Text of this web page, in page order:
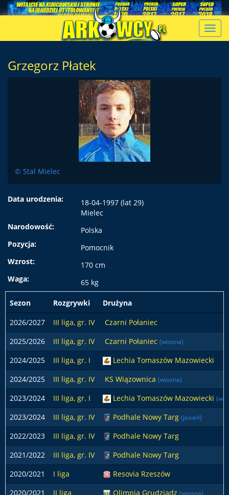
Grzegorz Płatek
© Stal Mielec
Data urodzenia:
18-04-1997 (lat 29)
Mielec
Narodowość:
Polska
Pozycja:
Pomocnik
Wzrost:
170 cm
Waga:
65 kg
Sezon Rozgrywki
Drużyna
2026/2027
III liga, gr. IV
Czarni Połaniec
2025/2026
III liga, gr. IV Czarni Połaniec (wiosna)
2024/2025 III liga, gr. I
Lechia Tomaszów Mazowiecki
2024/2025
III liga, gr. IV KS Wiązownica (wiosna)
2023/2024 III liga, gr. I Lechia Tomaszów Mazowiecki
2023/2024 III liga, gr. IV Podhale Nowy Targ (jesień)
2022/2023 III liga, gr. IV
Podhale Nowy Targ
2021/2022
III liga, gr. IV
Podhale Nowy Targ
2020/2021
I liga
Resovia Rzeszów
2020/2021
II liga Olimpia Grudziądz (wiosna)